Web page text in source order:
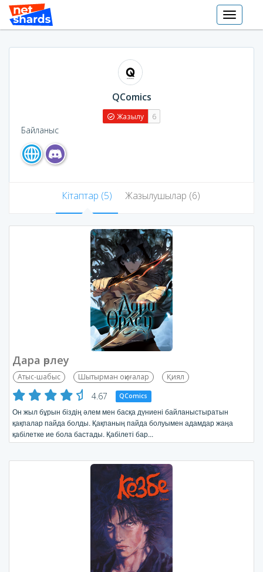
Toggle
QComics
Жазылу 6
Байланыс
Кітаптар (5) Жазылушылар (6)
Дара өрлеу
Атыс-шабыс Шытырман оқиғалар Қиял
4.67 QComics
Он жыл бұрын біздің әлем мен басқа дүниені байланыстыратын
қақпалар пайда болды. Қақпаның пайда болуымен адамдар жаңа
қабілетке ие бола бастады. Қабілеті бар...